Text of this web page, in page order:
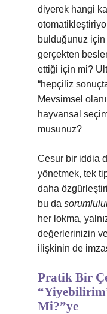
diyerek hangi
bulduğunuz
gerçekten
ettiği için mi?
“hepçiliz
Mevsimsel olanı
hayvansal
musunuz?
Cesur bir iddia
yönetmek, tek
daha
bu da
her lokma,
değerlerinizin
ilişkinin de
Pratik Bir
Mi?”ye